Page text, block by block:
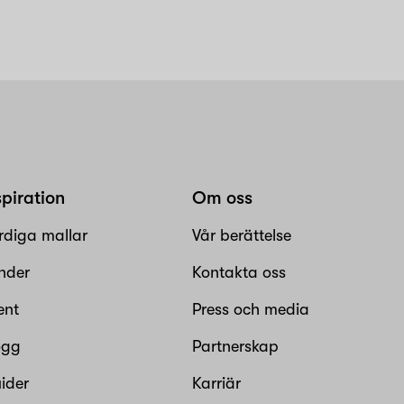
mallar
Om oss
Vår berättelse
Kontakta oss
Press och media
Partnerskap
Karriär